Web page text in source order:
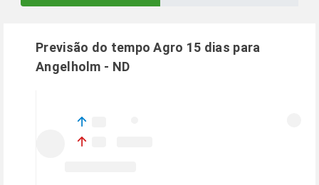
Previsão do tempo Agro 15 dias para
Angelholm - ND